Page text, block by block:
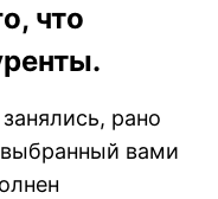
что
рано
вами